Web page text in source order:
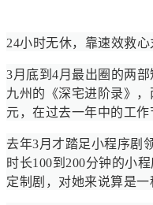
24小时无休，靠速效救
3月底到4月最出圈的两
九州的《深宅进阶录》
元，在过去一年中的工作
去年3月才踏足小程序剧
时长100到200分钟的小
定制剧，对她来说算是一